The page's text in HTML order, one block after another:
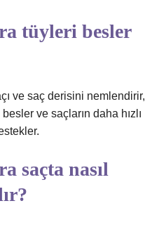
tüyleri besler
ve saç derisini nemlendirir,
ve saçların daha hızlı
saçta nasıl